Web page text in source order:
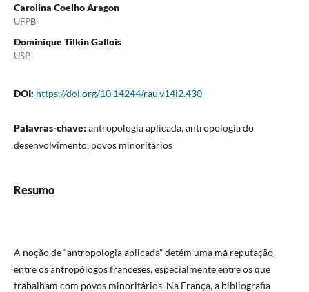
Carolina Coelho Aragon
UFPB
Dominique Tilkin Gallois
USP
DOI: https://doi.org/10.14244/rau.v14i2.430
Palavras-chave: antropologia aplicada, antropologia do
desenvolvimento, povos minoritários
Resumo
A noção de “antropologia aplicada” detém uma má reputação
entre os antropólogos franceses, especialmente entre os que
trabalham com povos minoritários. Na França, a bibliografia